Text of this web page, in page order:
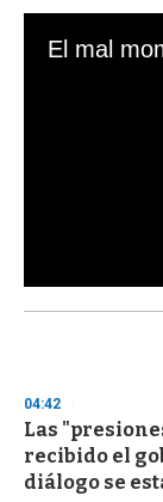
s
d
s
o
f
3
04:42
Las
recibido el
diálogo se